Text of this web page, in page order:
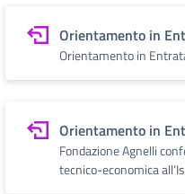
Orientamento in
Orientamento in
Orientamento in
Fondazione Agnelli
tecnico-economica